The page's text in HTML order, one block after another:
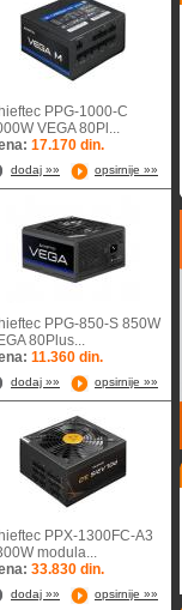
PPG-1000-C
VEGA 80Pl...
17.170 din.
dodaj »» opsirnije »»
PPG-850-S 850W
80Plus...
11.360 din.
dodaj »» opsirnije »»
PPX-1300FC-A3
modula...
33.830 din.
dodaj »» opsirnije »»